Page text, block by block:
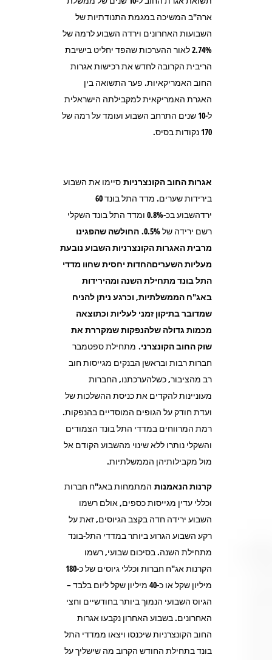
ארה"ב המשיכה במגמת התנודתיות של
השבועות האחרונים וירדה השבוע לרמה של
2.74% לאור ההערכות שהפד יחליט בישיבת
הריבית הקרובה לחדש את רכישות אגרות
החוב האמריקאיות. פער התשואה בין
האגרת האמריקאית למקבילתה הישראלית
ל-10 שנים התרחב השבוע ועומד על רמה של
170 נקודות בסיס.
אגרות החוב הקונצרניות סיימו את השבוע
בירידות שערים. מדד התל בונד 60
ירדהשבוע בכ-0.8% ומדד התל בונד השקלי
רשם ירידה של 0.5%.
החולשה שהפגינו
מרבית האגרות הקונצרניות השבוע נובעת
מעליות השעריםהחדות יחסית שחוו מדדי
התל בונד מתחילת השנה ומהירידות
באג"ח הממשלתיות, וכרגע ניתן להניח
שמדובר בתיקון זמני לעליות וכתוצאה
מכמות גדולה שלהנפקות שמקררת את
שוק החוב הקונצרני. מתחילת ספטמבר
חברות רבות ובראשן הבנקים מגייסות חוב
רב מהציבור, כשלהערכתנו, החברות
מעוניינות להקדים את כניסת ההשלכות של
ועדת חודק על הגופים המוסדיים בהנפקות.
רמת המרווחים במדדי התל בונד הצמודים
והשקלי נותרו ללא שינוי מהשבוע הקודם אל
מול מקבילותיהן הממשלתיות.
קרנות הנאמנות המתמחות באג"ח חברות
וכללי עדין מגייסות כספים, אולם רשמו
השבוע ירידה חדה בקצב הגיוסים, זאת על
רקע השבוע הגרוע ביותר במדדי התל-בונד
מתחילת השנה. בסיכום שבועי, רשמו
הקרנות אג"ח חברות וכללי גיוסים של כ-180
מיליון שקל או כ-40 מיליון שקל ליום בלבד –
הגיוס השבועי הנמוך ביותר בחודשיים וחצי
האחרונים. בשבוע האחרון נקבעו אגרות
החוב הקונצרניות שיכנסו ויצאו ממדדי התל
בונד בתחילת החודש הקרוב מה שישליך על